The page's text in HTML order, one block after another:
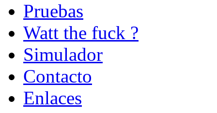
Pruebas
Watt the fuck ?
Simulador
Contacto
Enlaces